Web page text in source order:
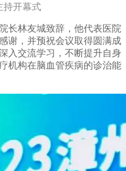
持开幕式
长林友城致辞，他代表医院
谢，并预祝会议取得圆满成
入交流学习，不断提升自身
机构在脑血管疾病的诊治能